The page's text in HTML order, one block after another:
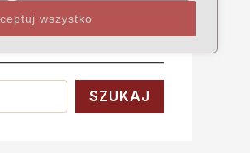
wszystko
SZUKAJ